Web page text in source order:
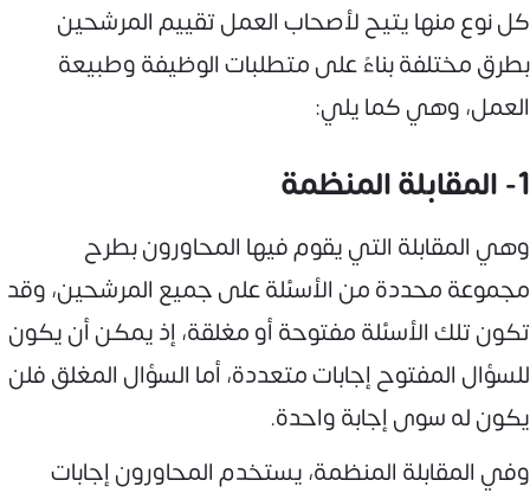
كل نوع منها يتيح لأصحاب العمل تقييم المرشحين
بطرق مختلفة بناءً على متطلبات الوظيفة وطبيعة
العمل، وهي كما يلي:
1- المقابلة المنظمة
وهي المقابلة التي يقوم فيها المحاورون بطرح
مجموعة محددة من الأسئلة على جميع المرشحين، وقد
تكون تلك الأسئلة مفتوحة أو مغلقة، إذ يمكن أن يكون
للسؤال المفتوح إجابات متعددة، أما السؤال المغلق فلن
يكون له سوى إجابة واحدة.
وفي المقابلة المنظمة، يستخدم المحاورون إجابات